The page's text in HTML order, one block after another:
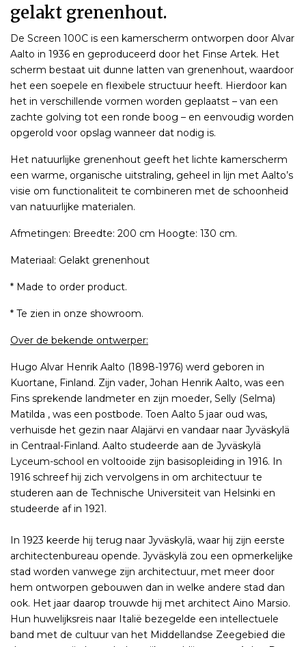
gelakt grenenhout.
De Screen 100C is een kamerscherm ontworpen door Alvar
Aalto in 1936 en geproduceerd door het Finse Artek. Het
scherm bestaat uit dunne latten van grenenhout, waardoor
het een soepele en flexibele structuur heeft. Hierdoor kan
het in verschillende vormen worden geplaatst – van een
zachte golving tot een ronde boog – en eenvoudig worden
opgerold voor opslag wanneer dat nodig is.
Het natuurlijke grenenhout geeft het lichte kamerscherm
een warme, organische uitstraling, geheel in lijn met Aalto’s
visie om functionaliteit te combineren met de schoonheid
van natuurlijke materialen.
Afmetingen: Breedte: 200 cm Hoogte: 130 cm.
Materiaal: Gelakt grenenhout
* Made to order product.
* Te zien in onze showroom.
Over de bekende ontwerper:
Hugo Alvar Henrik Aalto (1898-1976) werd geboren in
Kuortane, Finland. Zijn vader, Johan Henrik Aalto, was een
Fins sprekende landmeter en zijn moeder, Selly (Selma)
Matilda , was een postbode. Toen Aalto 5 jaar oud was,
verhuisde het gezin naar Alajärvi en vandaar naar Jyväskylä
in Centraal-Finland. Aalto studeerde aan de Jyväskylä
Lyceum-school en voltooide zijn basisopleiding in 1916. In
1916 schreef hij zich vervolgens in om architectuur te
studeren aan de Technische Universiteit van Helsinki en
studeerde af in 1921.
In 1923 keerde hij terug naar Jyväskylä, waar hij zijn eerste
architectenbureau opende. Jyväskylä zou een opmerkelijke
stad worden vanwege zijn architectuur, met meer door
hem ontworpen gebouwen dan in welke andere stad dan
ook. Het jaar daarop trouwde hij met architect Aino Marsio.
Hun huwelijksreis naar Italië bezegelde een intellectuele
band met de cultuur van het Middellandse Zeegebied die